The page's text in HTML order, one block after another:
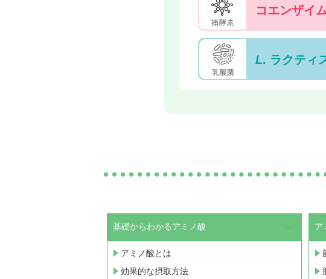
コエンザイ
L. ラクティ
基礎からわかるアミノ酸
アミノ酸とは
効果的な摂取方法
ア